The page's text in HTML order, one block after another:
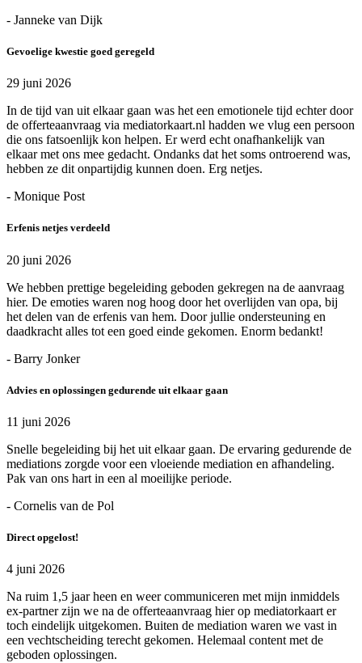
- Janneke van Dijk
Gevoelige kwestie goed geregeld
29 juni 2026
In de tijd van uit elkaar gaan was het een emotionele tijd echter door
de offerteaanvraag via mediatorkaart.nl hadden we vlug een persoon
die ons fatsoenlijk kon helpen. Er werd echt onafhankelijk van
elkaar met ons mee gedacht. Ondanks dat het soms ontroerend was,
hebben ze dit onpartijdig kunnen doen. Erg netjes.
- Monique Post
Erfenis netjes verdeeld
20 juni 2026
We hebben prettige begeleiding geboden gekregen na de aanvraag
hier. De emoties waren nog hoog door het overlijden van opa, bij
het delen van de erfenis van hem. Door jullie ondersteuning en
daadkracht alles tot een goed einde gekomen. Enorm bedankt!
- Barry Jonker
Advies en oplossingen gedurende uit elkaar gaan
11 juni 2026
Snelle begeleiding bij het uit elkaar gaan. De ervaring gedurende de
mediations zorgde voor een vloeiende mediation en afhandeling.
Pak van ons hart in een al moeilijke periode.
- Cornelis van de Pol
Direct opgelost!
4 juni 2026
Na ruim 1,5 jaar heen en weer communiceren met mijn inmiddels
ex-partner zijn we na de offerteaanvraag hier op mediatorkaart er
toch eindelijk uitgekomen. Buiten de mediation waren we vast in
een vechtscheiding terecht gekomen. Helemaal content met de
geboden oplossingen.